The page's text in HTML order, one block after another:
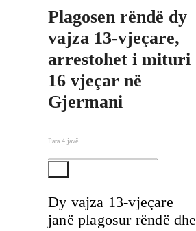
Plagosen rëndë dy
vajza 13-vjeçare,
arrestohet i mituri
16 vjeçar në
Gjermani
Para 4 javë
Dy vajza 13-vjeçare
janë plagosur rëndë dhe